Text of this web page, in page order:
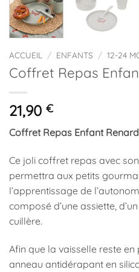
ACCUEIL / ENFANTS / 12-24
Coffret Repas
21,90 €
Coffret Repas Enfant
Ce joli coffret repas avec
permettra aux petits
l’apprentissage de
composé d’une assiette,
cuillère.
Afin que la vaisselle reste
anneau antidérapant en